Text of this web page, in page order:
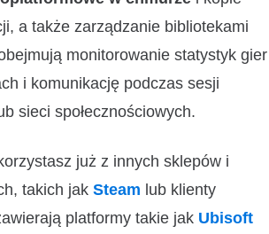
a także zarządzanie bibliotekami
monitorowanie statystyk gier
i komunikację podczas sesji
sieci społecznościowych.
już z innych sklepów i
takich jak Steam lub klienty
platformy takie jak Ubisoft